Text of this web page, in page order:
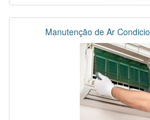
Manutenção de Ar